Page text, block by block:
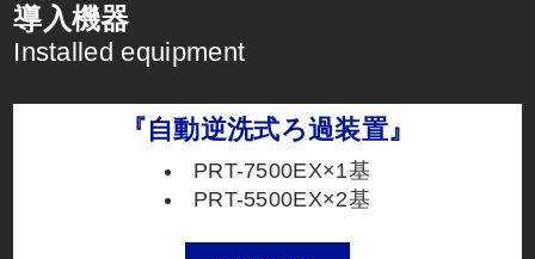
導入機器
Installed equipment
『自動逆洗式ろ過装置』
PRT-7500EX×1基
PRT-5500EX×2基